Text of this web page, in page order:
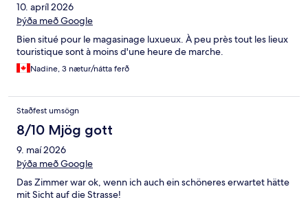
10. apríl 2026
Þýða með Google
Bien situé pour le magasinage luxueux. À peu près tout les lieux
touristique sont à moins d'une heure de marche.
Nadine, 3 nætur/nátta ferð
Staðfest umsögn
8/10 Mjög gott
9. maí 2026
Þýða með Google
Das Zimmer war ok, wenn ich auch ein schöneres erwartet hätte
mit Sicht auf die Strasse!